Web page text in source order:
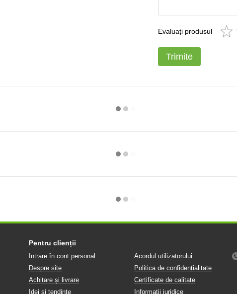
Evaluați produsul
Trimite
Pentru clienții
Intrare în cont personal
Despre site
Achitare și livrare
Idei și tendințe
Acordul utilizatorului
Politica de confidențialitate
Certificate de calitate
Informații juridice